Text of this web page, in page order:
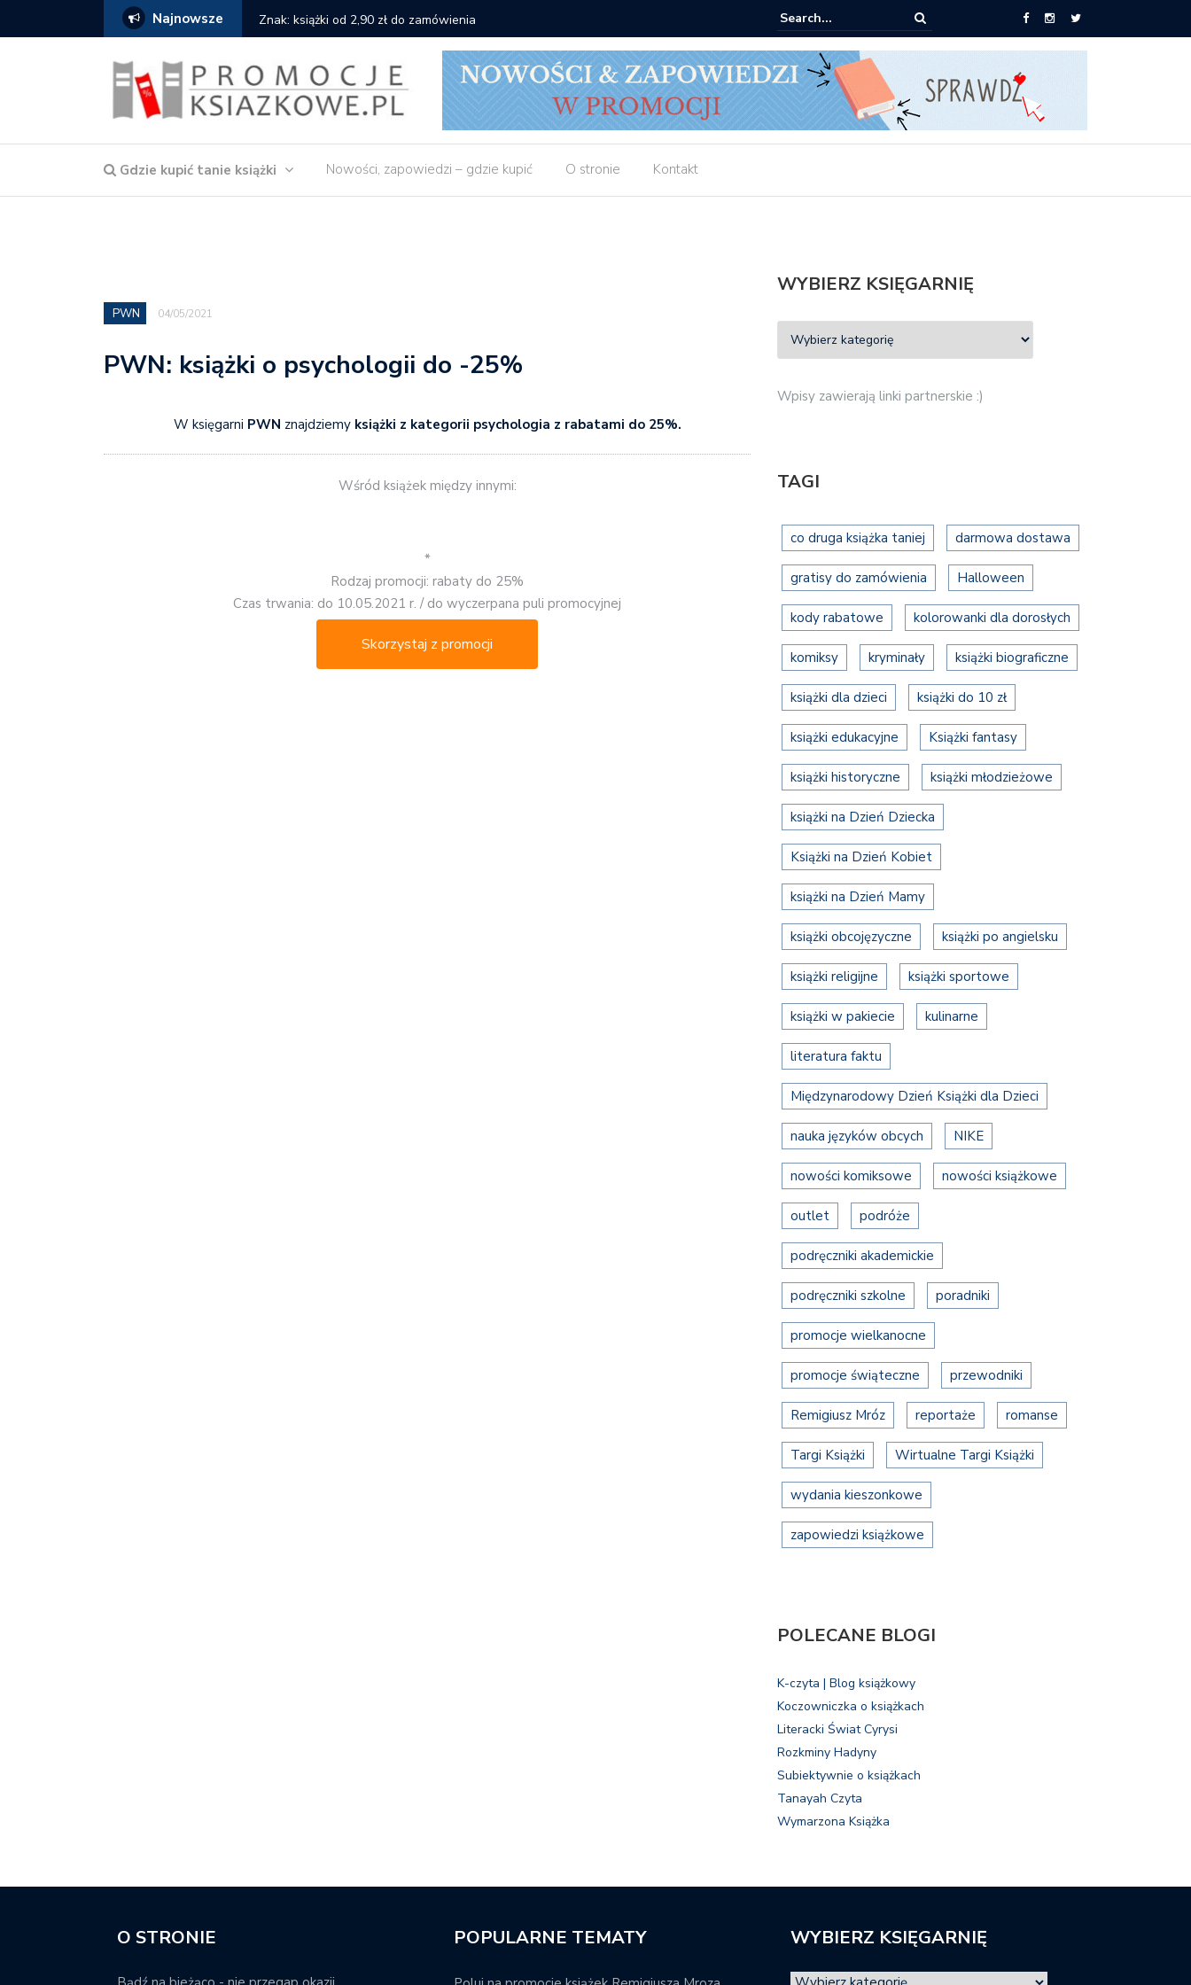
Najnowsze Znak: książki od 2,90 zł do zamówienia Matras: 10 książek za 69 zł
Gdzie kupić tanie książki Nowości, zapowiedzi – gdzie kupić O stronie Kontakt
PWN 04/05/2021
PWN: książki o psychologii do -25%
W księgarni PWN znajdziemy książki z kategorii psychologia z rabatami do 25%.
Wśród książek między innymi:
*
Rodzaj promocji: rabaty do 25%
Czas trwania: do 10.05.2021 r. / do wyczerpana puli promocyjnej
Skorzystaj z promocji
WYBIERZ KSIĘGARNIĘ
Wpisy zawierają linki partnerskie :)
TAGI
co druga książka taniej darmowa dostawa
gratisy do zamówienia Halloween
kody rabatowe kolorowanki dla dorosłych
komiksy kryminały książki biograficzne
książki dla dzieci książki do 10 zł
książki edukacyjne Książki fantasy
książki historyczne książki młodzieżowe
książki na Dzień Dziecka
Książki na Dzień Kobiet
książki na Dzień Mamy
książki obcojęzyczne książki po angielsku
książki religijne książki sportowe
książki w pakiecie kulinarne
literatura faktu
Międzynarodowy Dzień Książki dla Dzieci
nauka języków obcych NIKE
nowości komiksowe nowości książkowe
outlet podróże
podręczniki akademickie
podręczniki szkolne poradniki
promocje wielkanocne
promocje świąteczne przewodniki
Remigiusz Mróz reportaże romanse
Targi Książki Wirtualne Targi Książki
wydania kieszonkowe
zapowiedzi książkowe
POLECANE BLOGI
K-czyta | Blog książkowy
Koczowniczka o książkach
Literacki Świat Cyrysi
Rozkminy Hadyny
Subiektywnie o książkach
Tanayah Czyta
Wymarzona Książka
O STRONIE POPULARNE TEMATY WYBIERZ KSIĘGARNIĘ